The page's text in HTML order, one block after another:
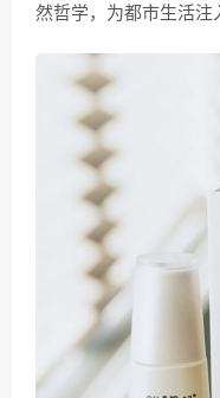
然哲学，为都市生活注